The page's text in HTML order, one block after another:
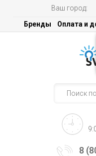
Ваш город:
Бренды Оплата и
8